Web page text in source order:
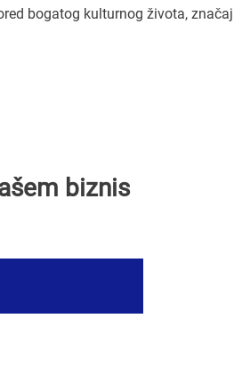
bogatog kulturnog života,
biznis